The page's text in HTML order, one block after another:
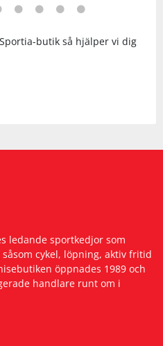
butik så hjälper vi dig
ledande sportkedjor som
cykel, löpning, aktiv fritid
öppnades 1989 och
handlare runt om i